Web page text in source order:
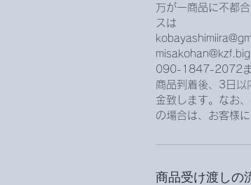
万が一商品に不都
スは
090-1847-2072ま
商品到着後、3日以
金致します。なお
の場合は、お客様
商品受け渡しの